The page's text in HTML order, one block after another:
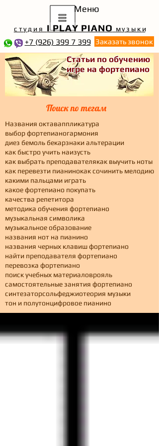
Меню
студия I PLAY PIANO музык и
+7 (926) 399 7 399 Заказать звонок
Статьи по обучению
игре на фортепиано
Поиск по тегам
Названия октаваппликатура
выбор фортепианогармония
диез бемоль бекарзнаки альтерации
как быстро учить наизусть
как выбрать преподавателякак выучить ноты
как перевезти пианинокак сочинить мелодию
какими пальцами играть
какое фортепиано покупать
качества репетитора
методика обучения фортепиано
музыкальная символика
музыкальное образование
названия нот на пианино
названия черных клавиш фортепиано
найти преподавателя фортепиано
перевозка фортепиано
поиск учебных материаловрояль
самостоятельные занятия фортепиано
синтезаторсольфеджиотеория музыки
тон и полутонцифровое пианино